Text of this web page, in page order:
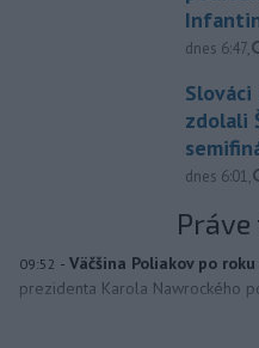
dnes 6:47,
zdolali
dnes 6:01,
09:52 - Väčšina Poliakov po
prezidenta Karola Nawrockého